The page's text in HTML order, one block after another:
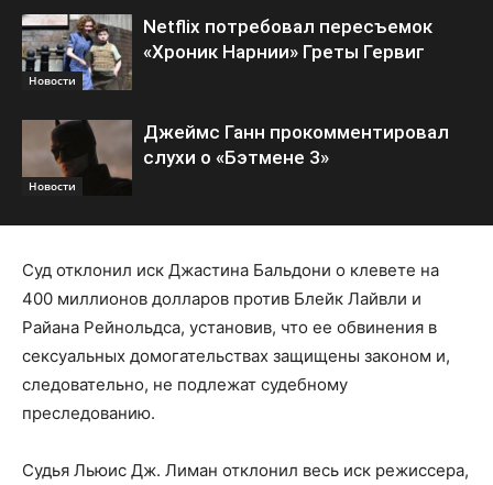
Новости
Netflix потребовал пересъемок
«Хроник Нарнии» Греты Гервиг
Новости
Джеймс Ганн прокомментировал
слухи о «Бэтмене 3»
Суд отклонил иск Джастина Бальдони о клевете на
400 миллионов долларов против Блейк Лайвли и
Райана Рейнольдса, установив, что ее обвинения в
сексуальных домогательствах защищены законом и,
следовательно, не подлежат судебному
преследованию.
Судья Льюис Дж. Лиман отклонил весь иск режиссера,